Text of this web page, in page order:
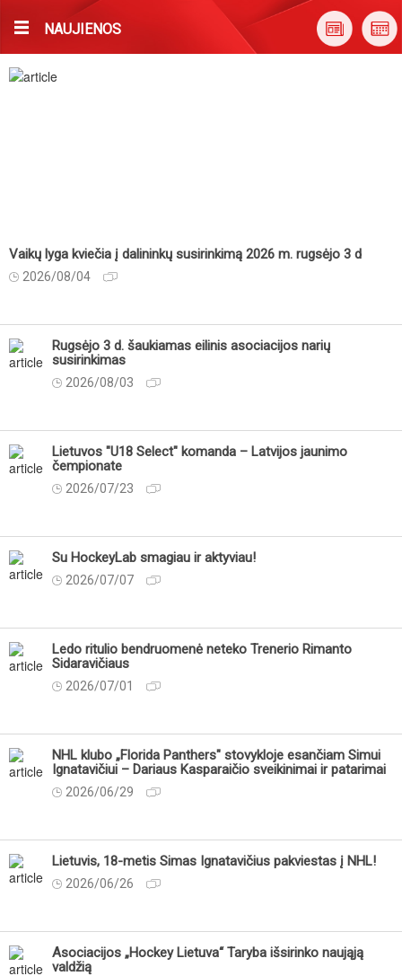
NAUJIENOS
Vaikų lyga kviečia į dalininkų susirinkimą 2026 m. rugsėjo 3 d
2026/08/04
Rugsėjo 3 d. šaukiamas eilinis asociacijos narių
susirinkimas
2026/08/03
Lietuvos "U18 Select" komanda – Latvijos jaunimo
čempionate
2026/07/23
Su HockeyLab smagiau ir aktyviau!
2026/07/07
Ledo ritulio bendruomenė neteko Trenerio Rimanto
Sidaravičiaus
2026/07/01
NHL klubo „Florida Panthers" stovykloje esančiam Simui
Ignatavičiui – Dariaus Kasparaičio sveikinimai ir patarimai
2026/06/29
Lietuvis, 18-metis Simas Ignatavičius pakviestas į NHL!
2026/06/26
Asociacijos „Hockey Lietuva“ Taryba išsirinko naująją
valdžią